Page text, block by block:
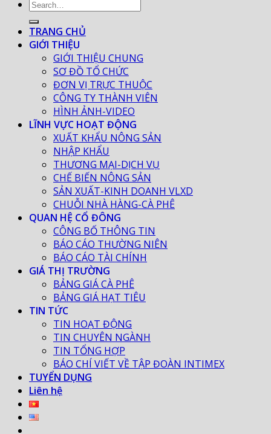
TRANG CHỦ
GIỚI THIỆU
GIỚI THIỆU CHUNG
SƠ ĐỒ TỔ CHỨC
ĐƠN VỊ TRỰC THUỘC
CÔNG TY THÀNH VIÊN
HÌNH ẢNH-VIDEO
LĨNH VỰC HOẠT ĐỘNG
XUẤT KHẨU NÔNG SẢN
NHẬP KHẨU
THƯƠNG MẠI-DỊCH VỤ
CHẾ BIẾN NÔNG SẢN
SẢN XUẤT-KINH DOANH VLXD
CHUỖI NHÀ HÀNG-CÀ PHÊ
QUAN HỆ CỔ ĐÔNG
CÔNG BỐ THÔNG TIN
BÁO CÁO THƯỜNG NIÊN
BÁO CÁO TÀI CHÍNH
GIÁ THỊ TRƯỜNG
BẢNG GIÁ CÀ PHÊ
BẢNG GIÁ HẠT TIÊU
TIN TỨC
TIN HOẠT ĐỘNG
TIN CHUYÊN NGÀNH
TIN TỔNG HỢP
BÁO CHÍ VIẾT VỀ TẬP ĐOÀN INTIMEX
TUYỂN DỤNG
Liên hệ